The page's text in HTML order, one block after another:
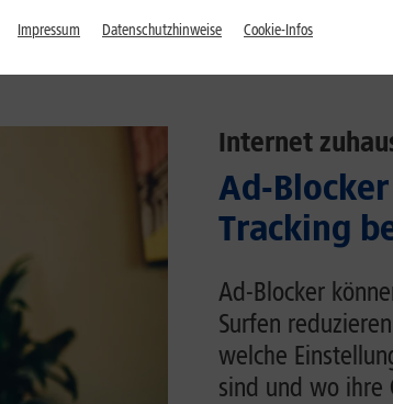
Internet
Ad-
Tracking
Ad-Blocker
Surfen
welche
sind und wo ihre
Impressum Datenschutzhinweise Cookie-Infos